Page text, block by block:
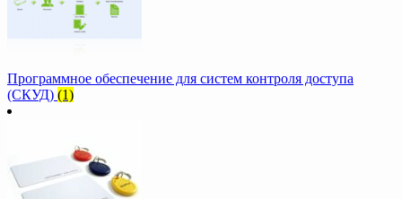
Программное обеспечение для систем контроля доступа
(СКУД) (1)